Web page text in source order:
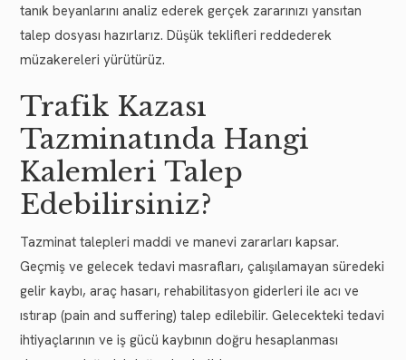
tanık beyanlarını analiz ederek gerçek zararınızı yansıtan
talep dosyası hazırlarız. Düşük teklifleri reddederek
müzakereleri yürütürüz.
Trafik Kazası
Tazminatında Hangi
Kalemleri Talep
Edebilirsiniz?
Tazminat talepleri maddi ve manevi zararları kapsar.
Geçmiş ve gelecek tedavi masrafları, çalışılamayan süredeki
gelir kaybı, araç hasarı, rehabilitasyon giderleri ile acı ve
ıstırap (pain and suffering) talep edilebilir. Gelecekteki tedavi
ihtiyaçlarının ve iş gücü kaybının doğru hesaplanması